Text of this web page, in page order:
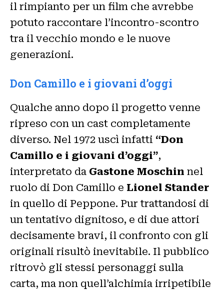
il rimpianto per un film che avrebbe
potuto raccontare l’incontro-scontro
tra il vecchio mondo e le nuove
generazioni.
Don Camillo e i giovani d’oggi
Qualche anno dopo il progetto venne
ripreso con un cast completamente
diverso. Nel 1972 uscì infatti “Don
Camillo e i giovani d’oggi”,
interpretato da Gastone Moschin nel
ruolo di Don Camillo e Lionel Stander
in quello di Peppone. Pur trattandosi di
un tentativo dignitoso, e di due attori
decisamente bravi, il confronto con gli
originali risultò inevitabile. Il pubblico
ritrovò gli stessi personaggi sulla
carta, ma non quell’alchimia irripetibile